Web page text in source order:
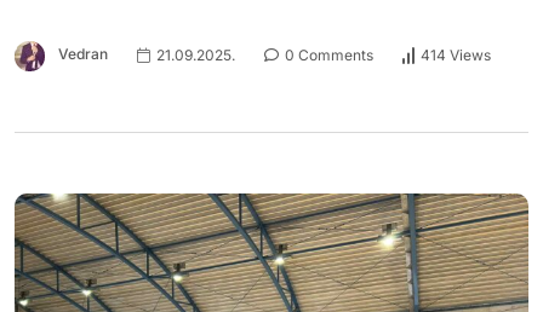
Vedran 21.09.2025. 0 Comments 414 Views